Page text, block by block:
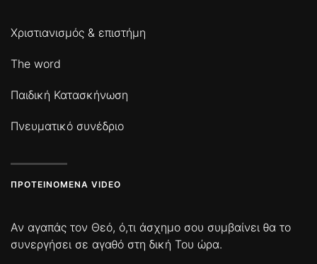
Χριστιανισμός & επιστήμη
The word
Παιδική Κατασκήνωση
Πνευματικό συνέδριο
ΠΡΟΤΕΙΝΌΜΕΝΑ VIDEO
Αν αγαπάς τον Θεό, ό,τι άσχημο σου συμβαίνει θα το
συνεργήσει σε αγαθό στη δική Του ώρα.